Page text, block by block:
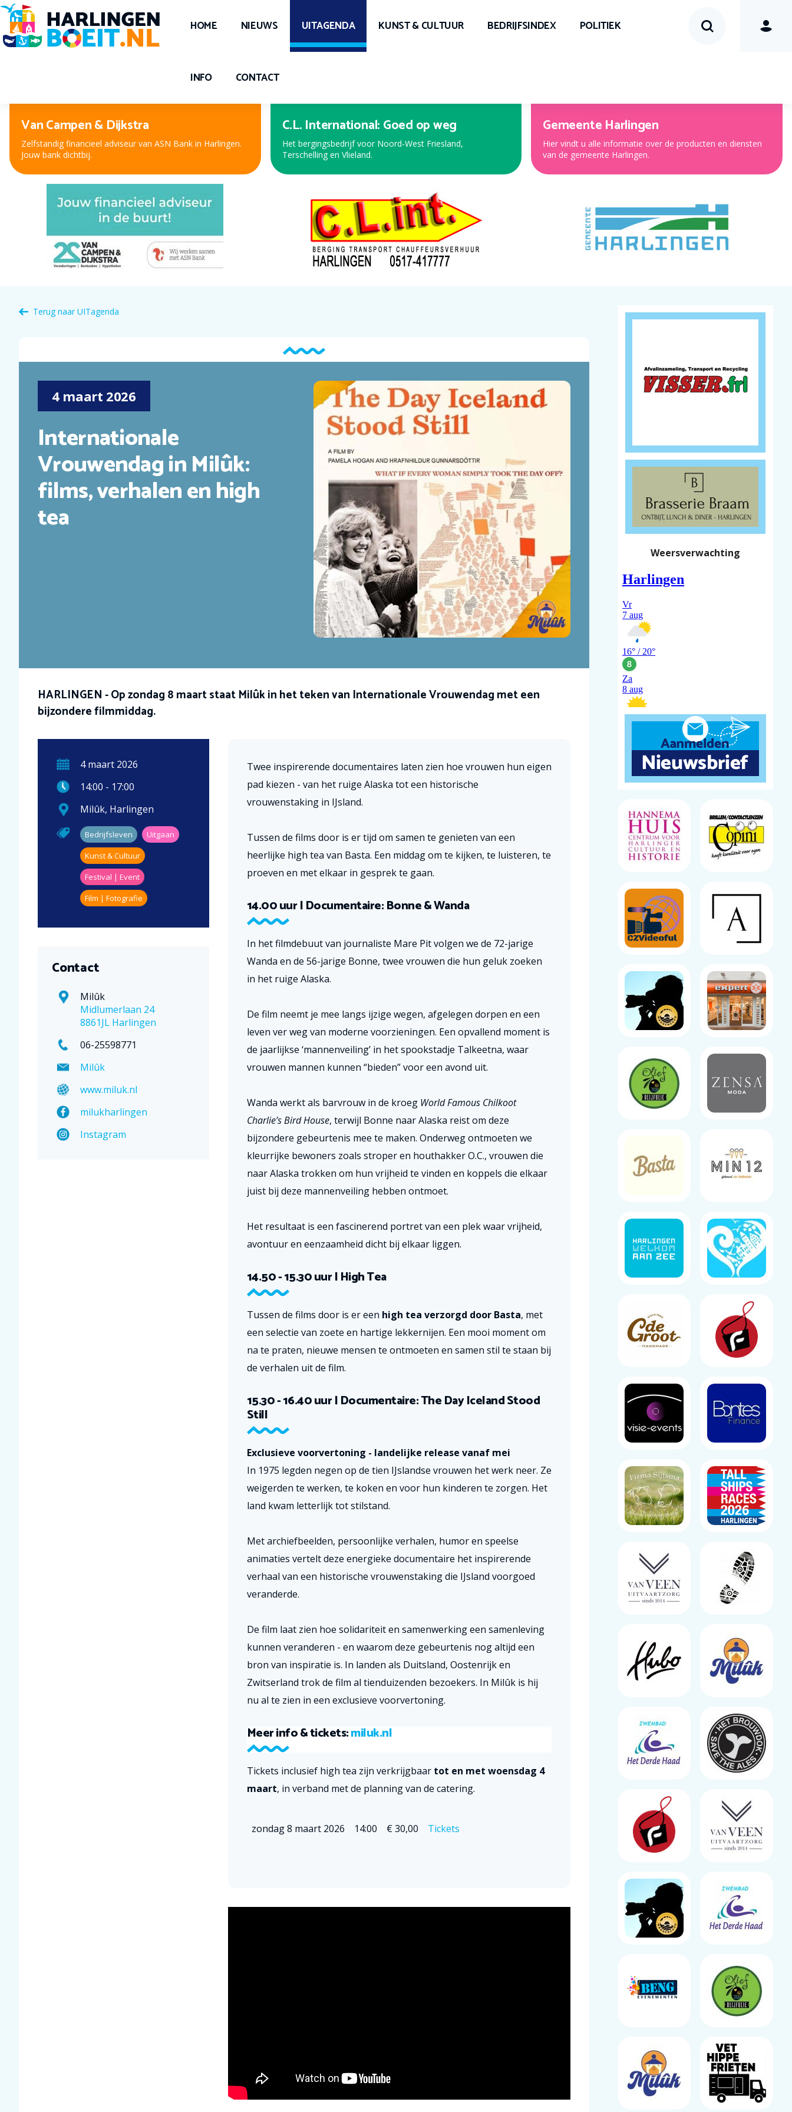
HOME NIEUWS UITAGENDA KUNST & CULTUUR BEDRIJFSINDEX POLITIEK
INFO CONTACT
Peter Kuiper, voor oog en oor
Nieuwe bril, contactlenzen of hooroplossing? Bij Peter
Kuiper, dé opticien en audicien bent u aan het juiste adres.
Expert Harlingen
Bekijk de nieuwe folder met de beste aanbiedingen!
Gemeente Harlingen
Hier vindt u alle informatie over de producten en diensten
van de gemeente Harlingen.
Terug naar UITagenda
4 maart 2026
Internationale
Vrouwendag in Milûk:
films, verhalen en high
tea
HARLINGEN - Op zondag 8 maart staat Milûk in het teken van Internationale Vrouwendag met een
bijzondere filmmiddag.
4 maart 2026
14:00 - 17:00
Milûk, Harlingen
Bedrijfsleven
Uitgaan
Kunst & Cultuur
Festival | Event
Film | Fotografie
Contact
Milûk
Midlumerlaan 24
8861JL Harlingen
06-25598771
Milûk
www.miluk.nl
milukharlingen
Instagram
Twee inspirerende documentaires laten zien hoe vrouwen hun eigen
pad kiezen - van het ruige Alaska tot een historische
vrouwenstaking in IJsland.
Tussen de films door is er tijd om samen te genieten van een
heerlijke high tea van Basta. Een middag om te kijken, te luisteren, te
proeven en met elkaar in gesprek te gaan.
14.00 uur | Documentaire: Bonne & Wanda
In het filmdebuut van journaliste Mare Pit volgen we de 72-jarige
Wanda en de 56-jarige Bonne, twee vrouwen die hun geluk zoeken
in het ruige Alaska.
De film neemt je mee langs ijzige wegen, afgelegen dorpen en een
leven ver weg van moderne voorzieningen. Een opvallend moment is
de jaarlijkse ‘mannenveiling’ in het spookstadje Talkeetna, waar
vrouwen mannen kunnen “bieden” voor een avond uit.
Wanda werkt als barvrouw in de kroeg World Famous Chilkoot
Charlie’s Bird House, terwijl Bonne naar Alaska reist om deze
bijzondere gebeurtenis mee te maken. Onderweg ontmoeten we
kleurrijke bewoners zoals stroper en houthakker O.C., vrouwen die
naar Alaska trokken om hun vrijheid te vinden en koppels die elkaar
juist bij deze mannenveiling hebben ontmoet.
Het resultaat is een fascinerend portret van een plek waar vrijheid,
avontuur en eenzaamheid dicht bij elkaar liggen.
14.50 - 15.30 uur | High Tea
Tussen de films door is er een high tea verzorgd door Basta, met
een selectie van zoete en hartige lekkernijen. Een mooi moment om
na te praten, nieuwe mensen te ontmoeten en samen stil te staan bij
de verhalen uit de film.
15.30 - 16.40 uur | Documentaire: The Day Iceland Stood
Still
Exclusieve voorvertoning - landelijke release vanaf mei
In 1975 legden negen op de tien IJslandse vrouwen het werk neer. Ze
weigerden te werken, te koken en voor hun kinderen te zorgen. Het
land kwam letterlijk tot stilstand.
Met archiefbeelden, persoonlijke verhalen, humor en speelse
animaties vertelt deze energieke documentaire het inspirerende
verhaal van een historische vrouwenstaking die IJsland voorgoed
veranderde.
De film laat zien hoe solidariteit en samenwerking een samenleving
kunnen veranderen - en waarom deze gebeurtenis nog altijd een
bron van inspiratie is. In landen als Duitsland, Oostenrijk en
Zwitserland trok de film al tienduizenden bezoekers. In Milûk is hij
nu al te zien in een exclusieve voorvertoning.
Meer info & tickets:miluk.nl
Tickets inclusief high tea zijn verkrijgbaar tot en met woensdag 4
maart, in verband met de planning van de catering.
zondag 8 maart 2026 14:00 € 30,00 Tickets
Weersverwachting